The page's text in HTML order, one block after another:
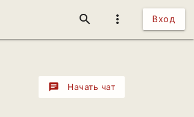
more_vert Вход
search
chat Начать чат